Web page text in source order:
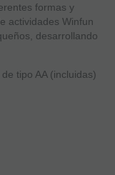
formas y
actividades Winfun
desarrollando
tipo AA (incluidas)